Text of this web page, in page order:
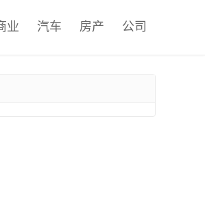
业 汽车 房产 公司